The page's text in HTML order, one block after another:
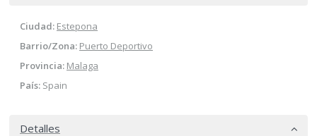
Ciudad: Estepona
Barrio/Zona: Puerto Deportivo
Provincia: Malaga
País: Spain
Detalles